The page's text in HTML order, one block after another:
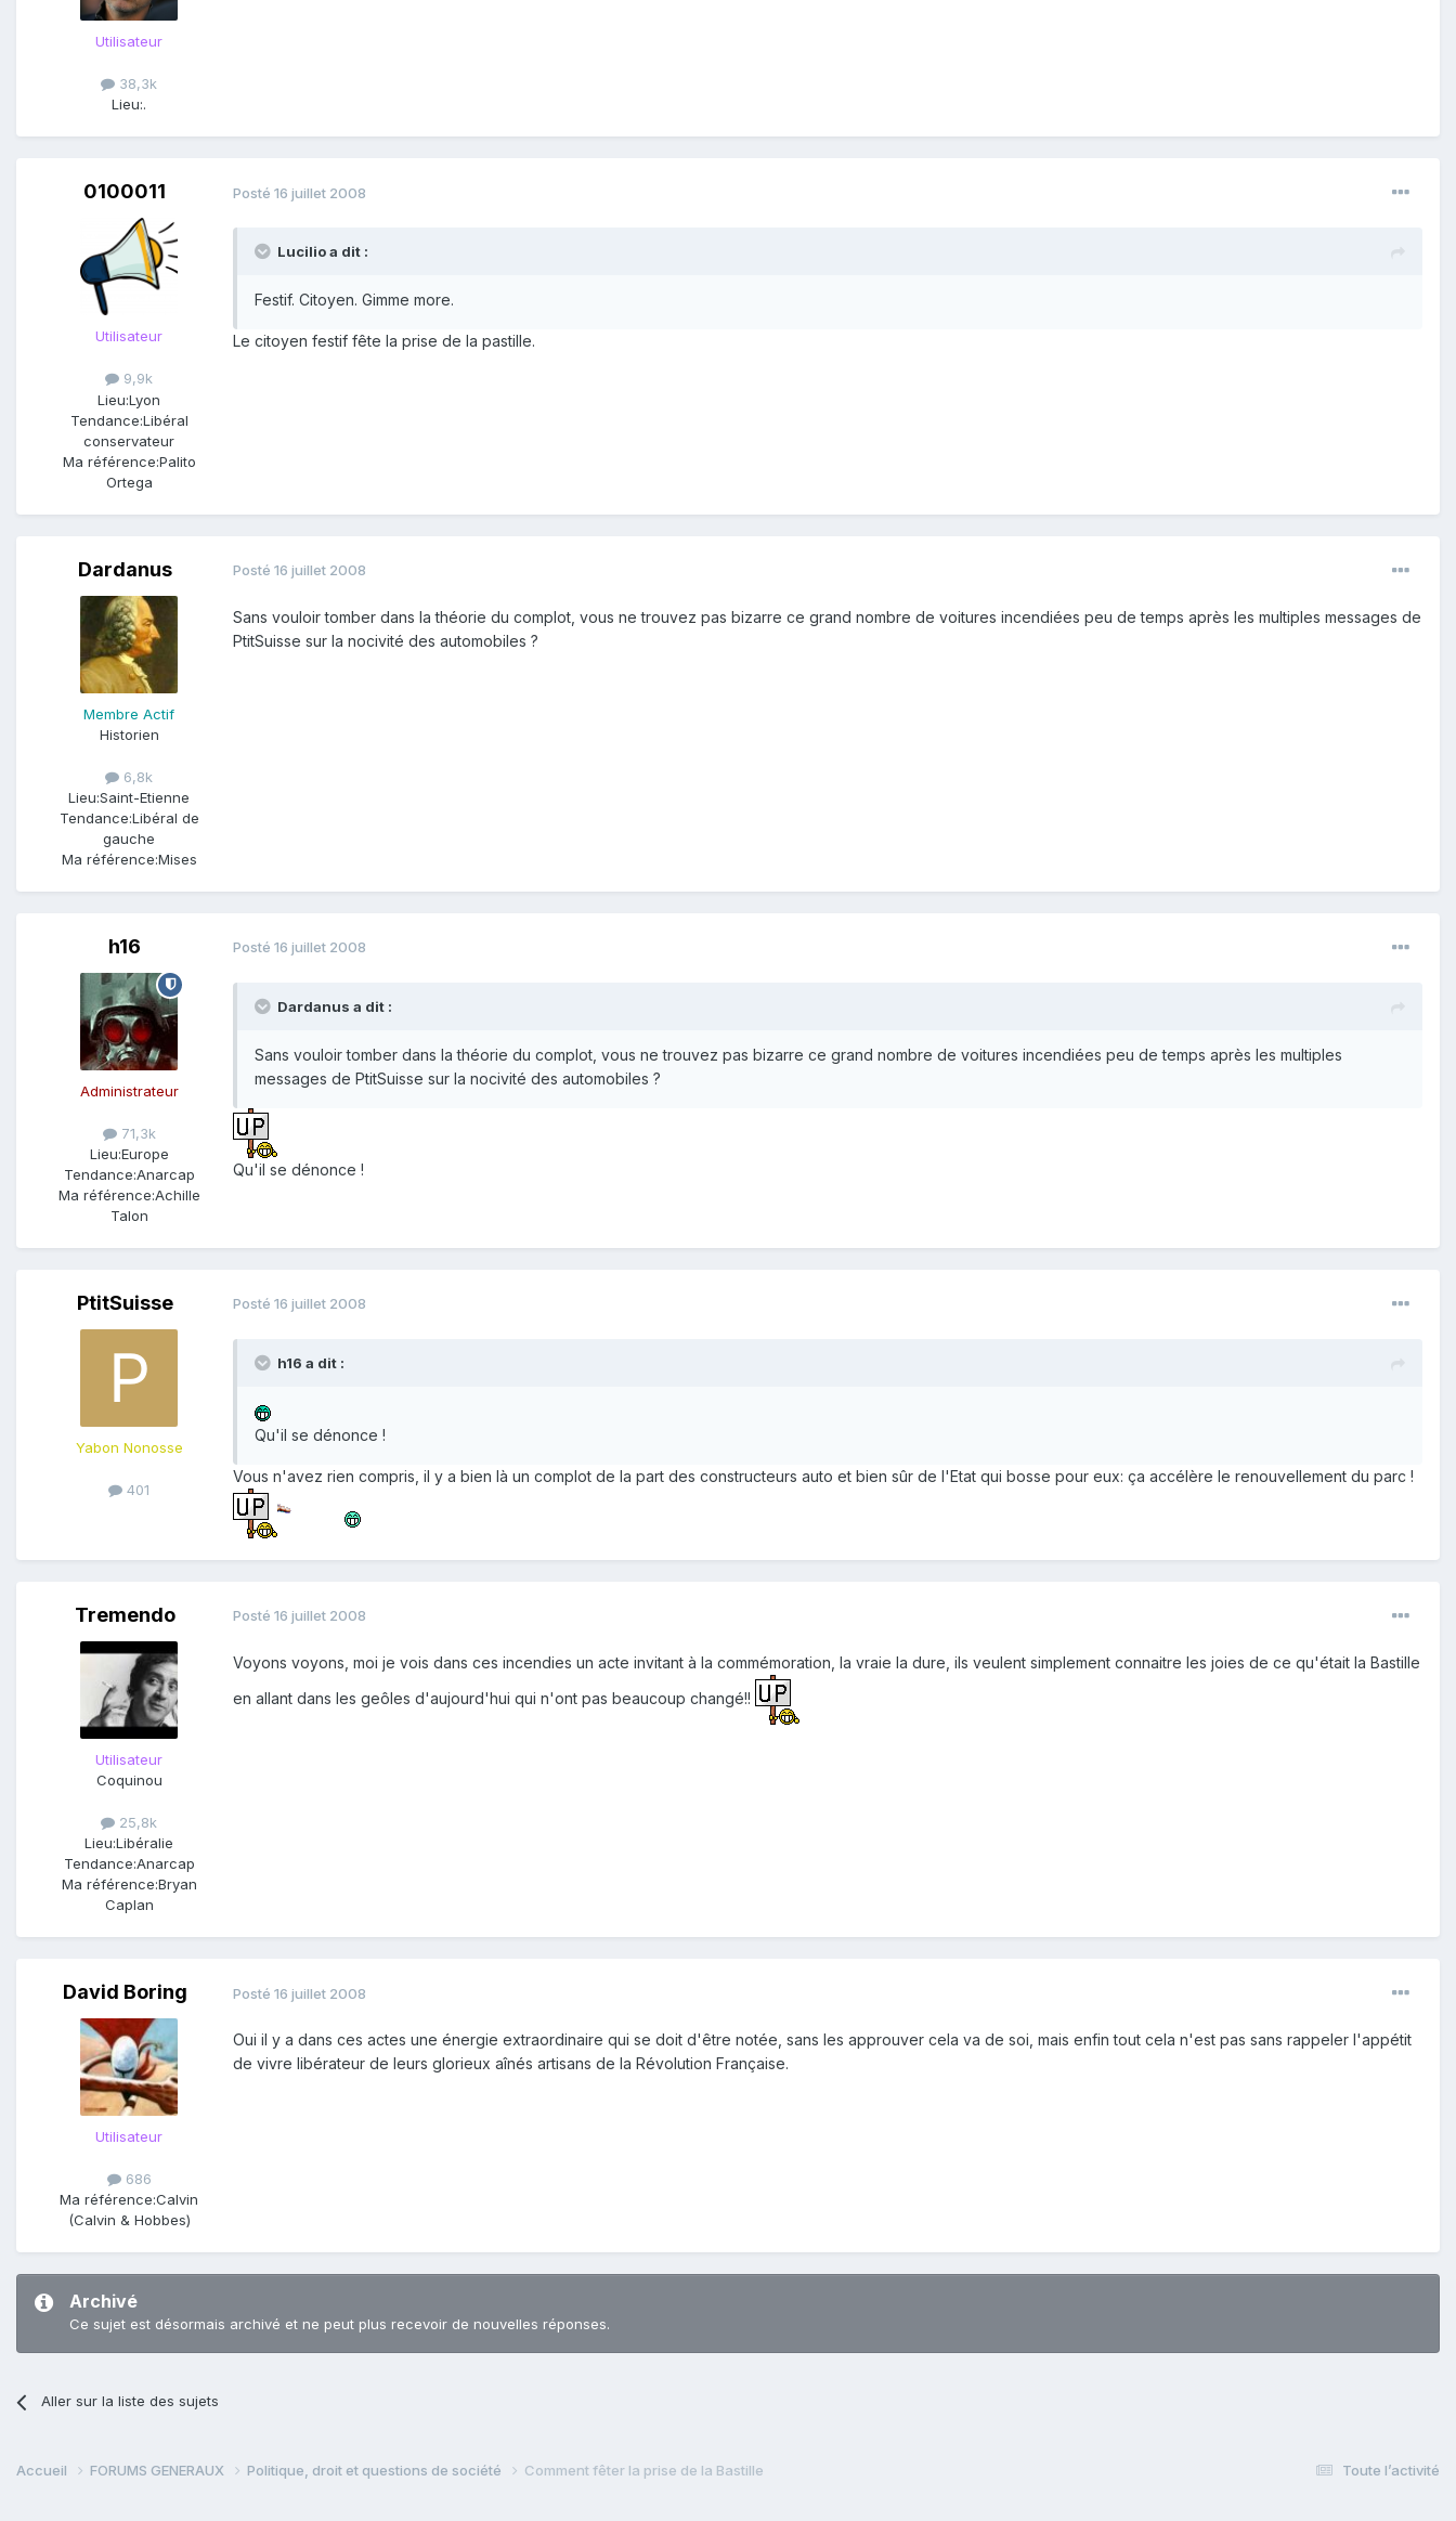
Utilisateur
38,3k
Lieu:.
0100011
Utilisateur
9,9k
Lieu:Lyon
Tendance:Libéral
conservateur
Ma référence:Palito
Ortega
Posté 16 juillet 2008
Lucilio a dit :
Festif. Citoyen. Gimme more.
Le citoyen festif fête la prise de la pastille.
Dardanus
Membre Actif
Historien
6,8k
Lieu:Saint-Etienne
Tendance:Libéral de
gauche
Ma référence:Mises
Posté 16 juillet 2008
Sans vouloir tomber dans la théorie du complot, vous ne trouvez pas bizarre ce grand nombre de voitures incendiées peu de temps après les multiples messages de
PtitSuisse sur la nocivité des automobiles ?
h16
Administrateur
71,3k
Lieu:Europe
Tendance:Anarcap
Ma référence:Achille
Talon
Posté 16 juillet 2008
Dardanus a dit :
Sans vouloir tomber dans la théorie du complot, vous ne trouvez pas bizarre ce grand nombre de voitures incendiées peu de temps après les multiples
messages de PtitSuisse sur la nocivité des automobiles ?
Qu'il se dénonce !
PtitSuisse
Yabon Nonosse
401
Posté 16 juillet 2008
h16 a dit :
Qu'il se dénonce !
Vous n'avez rien compris, il y a bien là un complot de la part des constructeurs auto et bien sûr de l'Etat qui bosse pour eux: ça accélère le renouvellement du parc !
Tremendo
Utilisateur
Coquinou
25,8k
Lieu:Libéralie
Tendance:Anarcap
Ma référence:Bryan
Caplan
Posté 16 juillet 2008
Voyons voyons, moi je vois dans ces incendies un acte invitant à la commémoration, la vraie la dure, ils veulent simplement connaitre les joies de ce qu'était la Bastille
en allant dans les geôles d'aujourd'hui qui n'ont pas beaucoup changé!!
David Boring
Utilisateur
686
Ma référence:Calvin
(Calvin & Hobbes)
Posté 16 juillet 2008
Oui il y a dans ces actes une énergie extraordinaire qui se doit d'être notée, sans les approuver cela va de soi, mais enfin tout cela n'est pas sans rappeler l'appétit
de vivre libérateur de leurs glorieux aînés artisans de la Révolution Française.
Archivé
Ce sujet est désormais archivé et ne peut plus recevoir de nouvelles réponses.
Aller sur la liste des sujets
Toute l’activité
Accueil FORUMS GENERAUX Politique, droit et questions de société Comment fêter la prise de la Bastille